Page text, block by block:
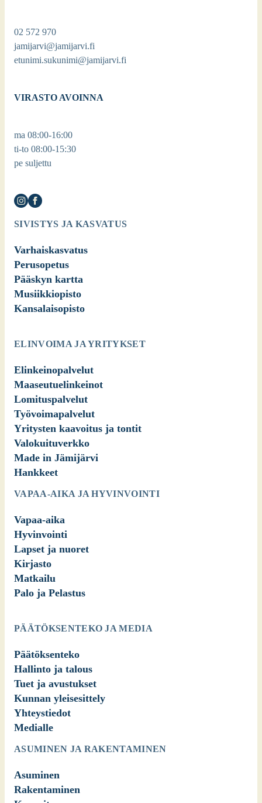
02 572 970
jamijarvi@jamijarvi.fi
etunimi.sukunimi@jamijarvi.fi
VIRASTO AVOINNA
ma 08:00-16:00
ti-to 08:00-15:30
pe suljettu
SIVISTYS JA KASVATUS
Varhaiskasvatus
Perusopetus
Pääskyn kartta
Musiikkiopisto
Kansalaisopisto
ELINVOIMA JA YRITYKSET
Elinkeinopalvelut
Maaseutuelinkeinot
Lomituspalvelut
Työvoimapalvelut
Yritysten kaavoitus ja tontit
Valokuituverkko
Made in Jämijärvi
Hankkeet
VAPAA-AIKA JA HYVINVOINTI
Vapaa-aika
Hyvinvointi
Lapset ja nuoret
Kirjasto
Matkailu
Palo ja Pelastus
PÄÄTÖKSENTEKO JA MEDIA
Päätöksenteko
Hallinto ja talous
Tuet ja avustukset
Kunnan yleisesittely
Yhteystiedot
Medialle
ASUMINEN JA RAKENTAMINEN
Asuminen
Rakentaminen